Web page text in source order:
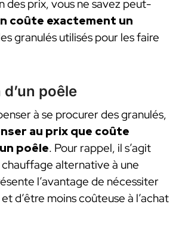
des prix, vous ne savez peut-
coûte exactement un
granulés utilisés pour les faire
poêle
à se procurer des granulés,
au prix que coûte
poêle. Pour rappel, il s’agit
chauffage alternative à une
l’avantage de nécessiter
d’être moins coûteuse à l’achat